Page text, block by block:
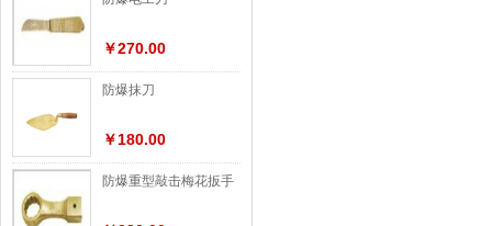
￥270.00
防爆抹刀
￥180.00
防爆重型敲击梅花扳手